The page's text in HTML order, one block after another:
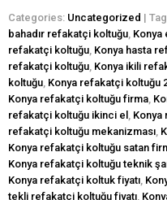
Categories: Uncategorized |
bahadır refakatçi koltuğu
refakatçi koltuğu Konya hasta
refakatçi koltuğu Konya ikili
koltuğu Konya refakatçi koltuğu
Konya refakatçi koltuğu firma
refakatçi koltuğu ikinci el
Konya
refakatçi koltuğu mekanizması
Konya refakatçi koltuğu satan
Konya refakatçi koltuğu teknik
Konya refakatçi koltuk fiyatı
tekli refakatçi koltuğu fiyatı